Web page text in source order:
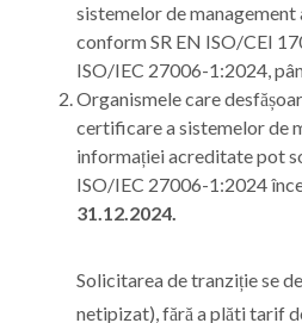
sistemelor de
conform SR EN ISO/CEI
ISO/IEC 27006-1:2024,
Organismele care
certificare a sistemelor de
informației acreditate pot
ISO/IEC 27006-1:2024
31.12.2024.
Solicitarea de tranziție se
netipizat), fără a plăti tarif